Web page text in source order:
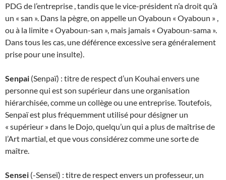
PDG de l’entreprise , tandis que le vice-président n’a droit qu’à
un « san ». Dans la pègre, on appelle un Oyaboun « Oyaboun » ,
ou à la limite « Oyaboun-san », mais jamais « Oyaboun-sama ».
Dans tous les cas, une déférence excessive sera généralement
prise pour une insulte).
Senpai (Senpaï) : titre de respect d’un Kouhai envers une
personne qui est son supérieur dans une organisation
hiérarchisée, comme un collège ou une entreprise. Toutefois,
Senpaï est plus fréquemment utilisé pour désigner un
« supérieur » dans le Dojo, quelqu’un qui a plus de maîtrise de
l’Art martial, et que vous considérez comme une sorte de
maître.
Sensei (-Senseï) : titre de respect envers un professeur, un